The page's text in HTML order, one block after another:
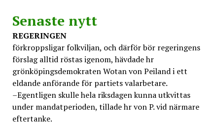
Senaste nytt
REGERINGEN
förkroppsligar folkviljan, och därför bör regeringens
förslag alltid röstas igenom, hävdade hr
grönköpingsdemokraten Wotan von Peiland i ett
eldande anförande för partiets valarbetare.
–Egentligen skulle hela riksdagen kunna utkvittas
under mandatperioden, tillade hr von P. vid närmare
eftertanke.